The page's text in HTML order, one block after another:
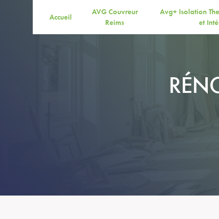
Accueil
AVG Couvreur
Reims
Avg+ Isolation
et